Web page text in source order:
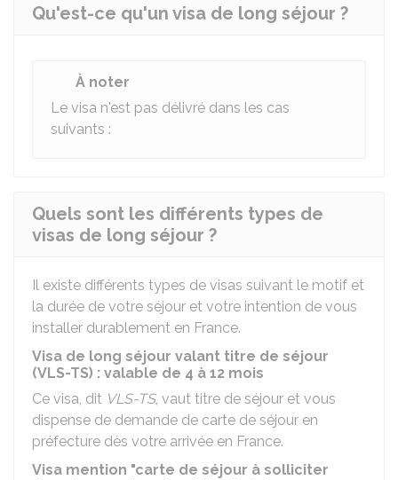
Qu'est-ce qu'un visa de long séjour ?
À noter
Le visa n'est pas délivré dans les cas
suivants :
Quels sont les différents types de
visas de long séjour ?
Il existe différents types de visas suivant le motif et
la durée de votre séjour et votre intention de vous
installer durablement en France.
Visa de long séjour valant titre de séjour
(VLS-TS) : valable de 4 à 12 mois
Ce visa, dit VLS-TS, vaut titre de séjour et vous
dispense de demande de carte de séjour en
préfecture dès votre arrivée en France.
Visa mention "carte de séjour à solliciter